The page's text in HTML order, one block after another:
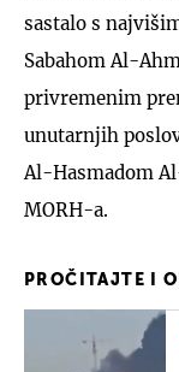
sastalo s
Sabahom Al-
privremenim
unutarnjih
Al-Hasmadom
MORH-a.
PROČITAJTE I